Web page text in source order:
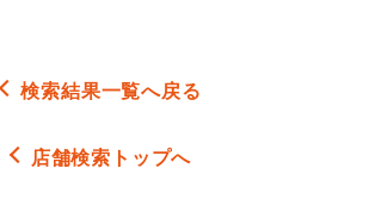
検索結果一覧へ戻る
店舗検索トップへ